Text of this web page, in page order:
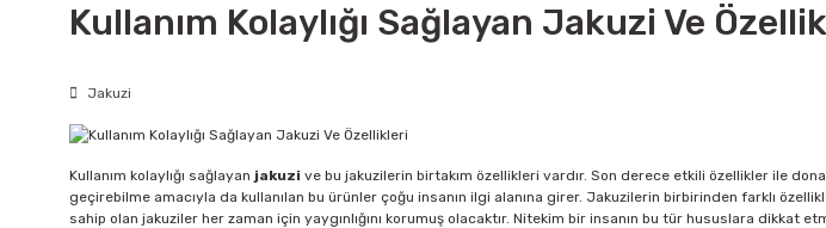
Kullanım Kolaylığı Sağlayan Jakuzi Ve
Jakuzi
Kullanım kolaylığı sağlayan jakuzi ve bu jakuzilerin birtakım özellikleri vardır. Son derece etkili özellikler ile
geçirebilme amacıyla da kullanılan bu ürünler çoğu insanın ilgi alanına girer. Jakuzilerin birbirinden farklı
sahip olan jakuziler her zaman için yaygınlığını korumuş olacaktır. Nitekim bir insanın bu tür hususlara dikkat